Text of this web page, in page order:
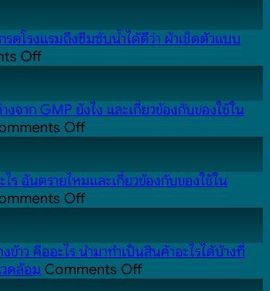
รดโรงแรมถึงซึมซับน้ำได้ดีว่า ผ้าเช็ดตัวแบบ
Offon
เกรด
โรงแรม
น้ำ
ได้
ผ้าเช็ดตัว
แบบ
งจาก GMP ยังไง และเกี่ยวข้องกับของใช้ใน
Offon
อะไร
ต่าง
ยัง
ไง
ไร อันตรายไหมและเกี่ยวข้องกับของใช้ใน
Offon
สาร
อะไร
าว คืออะไร นำมาทำเป็นสินค้าอะไรได้บ้างที่
ดล้อม Comments Offon